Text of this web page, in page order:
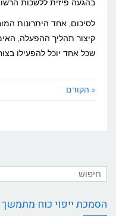
בהגעה פיזית ללשכות
לסיכום, אחד היתרונות
קיצור תהליך ההפעלה,
שכל אחד יוכל להפעילו
« הקודם
הסמכת ייפוי כוח מתמשך